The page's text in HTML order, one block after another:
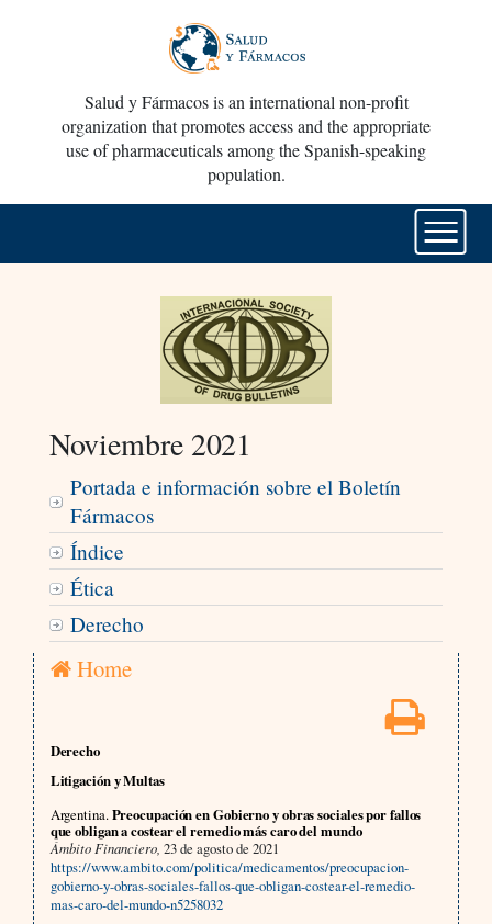
Salud y Fármacos is an international non-profit
organization that promotes access and the appropriate
use of pharmaceuticals among the Spanish-speaking
population.
Noviembre 2021
Portada e información sobre el Boletín
Fármacos
Índice
Ética
Derecho
Home
Derecho
Litigación y Multas
Argentina.Preocupación en Gobierno y obras sociales por fallos
que obligan a costear el remedio más caro del mundo
Ámbito Financiero, 23 de agosto de 2021
https://www.ambito.com/politica/medicamentos/preocupacion-
gobierno-y-obras-sociales-fallos-que-obligan-costear-el-remedio-
mas-caro-del-mundo-n5258032